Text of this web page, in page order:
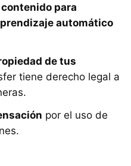
para
automático
de tus
tiene derecho legal a
por el uso de